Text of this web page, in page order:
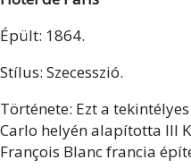
Épült: 1864.
Stílus: Szecesszió.
Története: Ezt a
Carlo helyén alapította III
François Blanc francia